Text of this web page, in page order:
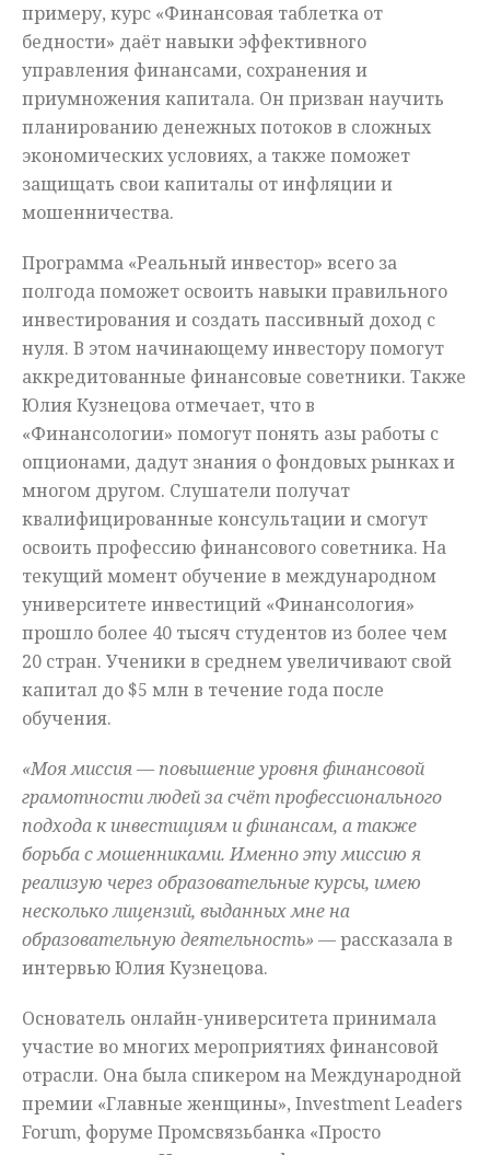
примеру, курс «Финансовая таблетка от
бедности» даёт навыки эффективного
управления финансами, сохранения и
приумножения капитала. Он призван научить
планированию денежных потоков в сложных
экономических условиях, а также поможет
защищать свои капиталы от инфляции и
мошенничества.
Программа «Реальный инвестор» всего за
полгода поможет освоить навыки правильного
инвестирования и создать пассивный доход с
нуля. В этом начинающему инвестору помогут
аккредитованные финансовые советники. Также
Юлия Кузнецова отмечает, что в
«Финансологии» помогут понять азы работы с
опционами, дадут знания о фондовых рынках и
многом другом. Слушатели получат
квалифицированные консультации и смогут
освоить профессию финансового советника. На
текущий момент обучение в международном
университете инвестиций «Финансология»
прошло более 40 тысяч студентов из более чем
20 стран. Ученики в среднем увеличивают свой
капитал до $5 млн в течение года после
обучения.
«Моя миссия — повышение уровня финансовой
грамотности людей за счёт профессионального
подхода к инвестициям и финансам, а также
борьба с мошенниками. Именно эту миссию я
реализую через образовательные курсы, имею
несколько лицензий, выданных мне на
образовательную деятельность» —рассказала в
интервью Юлия Кузнецова.
Основатель онлайн-университета принимала
участие во многих мероприятиях финансовой
отрасли. Она была спикером на Международной
премии «Главные женщины», Investment Leaders
Forum, форуме Промсвязьбанка «Просто